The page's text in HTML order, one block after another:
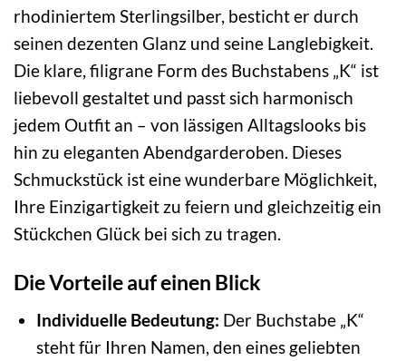
rhodiniertem Sterlingsilber, besticht er durch
seinen dezenten Glanz und seine Langlebigkeit.
Die klare, filigrane Form des Buchstabens „K“ ist
liebevoll gestaltet und passt sich harmonisch
jedem Outfit an – von lässigen Alltagslooks bis
hin zu eleganten Abendgarderoben. Dieses
Schmuckstück ist eine wunderbare Möglichkeit,
Ihre Einzigartigkeit zu feiern und gleichzeitig ein
Stückchen Glück bei sich zu tragen.
Die Vorteile auf einen Blick
Individuelle Bedeutung: Der Buchstabe „K“
steht für Ihren Namen, den eines geliebten